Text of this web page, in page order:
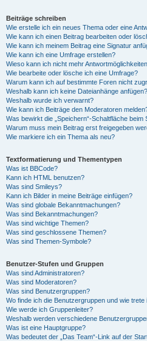
Beiträge schreiben
Wie erstelle ich ein neues Thema oder eine
Wie kann ich einen Beitrag bearbeiten oder
Wie kann ich meinem Beitrag eine Signatur
Wie kann ich eine Umfrage erstellen?
Wieso kann ich nicht mehr
Wie bearbeite oder lösche ich eine Umfrage?
Warum kann ich auf bestimmte Foren nicht
Weshalb kann ich keine Dateianhänge anfügen?
Weshalb wurde ich verwarnt?
Wie kann ich Beiträge den Moderatoren
Was bewirkt die „Speichern“-Schaltfläche
Warum muss mein Beitrag erst freigegeben
Wie markiere ich ein Thema als neu?
Textformatierung und Thementypen
Was ist BBCode?
Kann ich HTML benutzen?
Was sind Smileys?
Kann ich Bilder in meine Beiträge einfügen?
Was sind globale Bekanntmachungen?
Was sind Bekanntmachungen?
Was sind wichtige Themen?
Was sind geschlossene Themen?
Was sind Themen-Symbole?
Benutzer-Stufen und Gruppen
Was sind Administratoren?
Was sind Moderatoren?
Was sind Benutzergruppen?
Wo finde ich die Benutzergruppen und wie trete
Wie werde ich Gruppenleiter?
Weshalb werden verschiedene
Was ist eine Hauptgruppe?
Was bedeutet der „Das Team“-Link auf der